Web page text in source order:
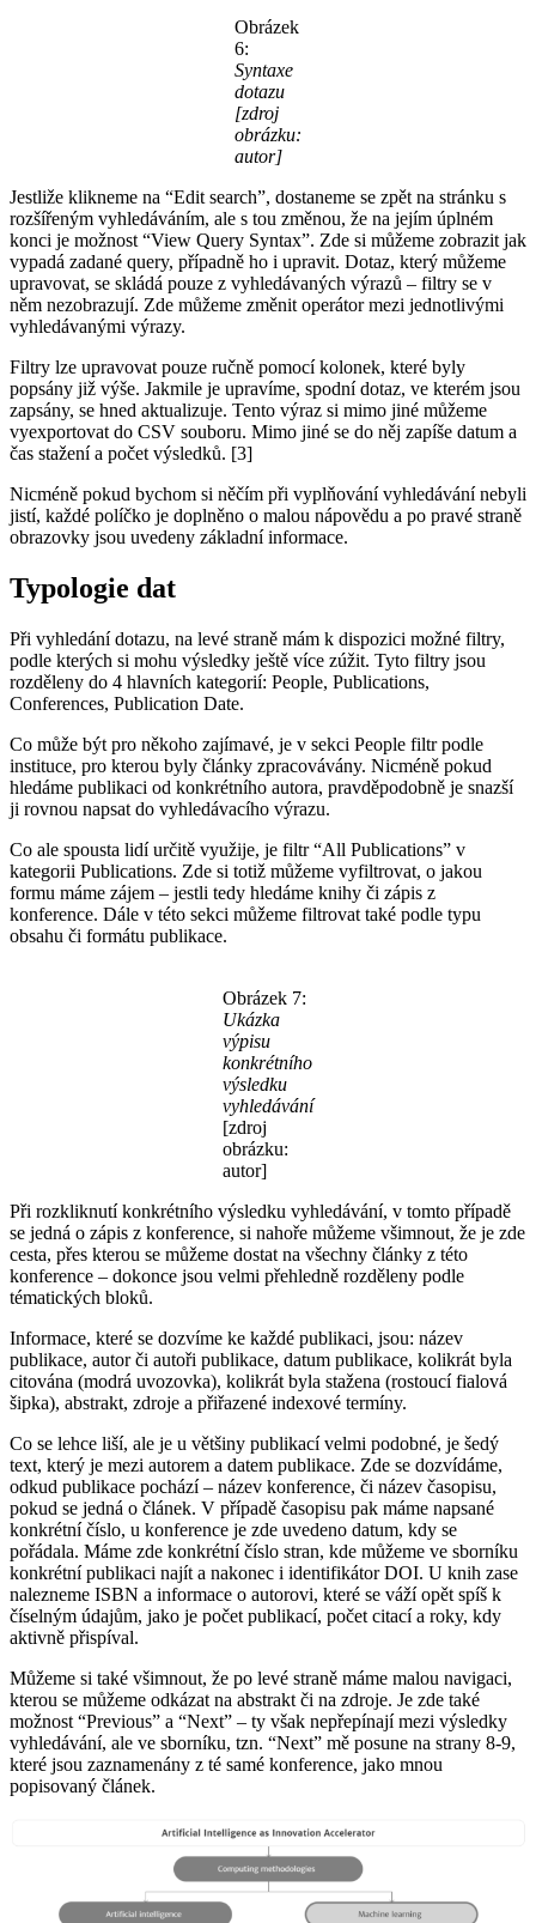
Obrázek
6:
Syntaxe
dotazu
[zdroj
obrázku:
autor]
Jestliže klikneme na “Edit search”, dostaneme se zpět na stránku s
rozšířeným vyhledáváním, ale s tou změnou, že na jejím úplném
konci je možnost “View Query Syntax”. Zde si můžeme zobrazit jak
vypadá zadané query, případně ho i upravit. Dotaz, který můžeme
upravovat, se skládá pouze z vyhledávaných výrazů – filtry se v
něm nezobrazují. Zde můžeme změnit operátor mezi jednotlivými
vyhledávanými výrazy.
Filtry lze upravovat pouze ručně pomocí kolonek, které byly
popsány již výše. Jakmile je upravíme, spodní dotaz, ve kterém jsou
zapsány, se hned aktualizuje. Tento výraz si mimo jiné můžeme
vyexportovat do CSV souboru. Mimo jiné se do něj zapíše datum a
čas stažení a počet výsledků. [3]
Nicméně pokud bychom si něčím při vyplňování vyhledávání nebyli
jistí, každé políčko je doplněno o malou nápovědu a po pravé straně
obrazovky jsou uvedeny základní informace.
Typologie dat
Při vyhledání dotazu, na levé straně mám k dispozici možné filtry,
podle kterých si mohu výsledky ještě více zúžit. Tyto filtry jsou
rozděleny do 4 hlavních kategorií: People, Publications,
Conferences, Publication Date.
Co může být pro někoho zajímavé, je v sekci People filtr podle
instituce, pro kterou byly články zpracovávány. Nicméně pokud
hledáme publikaci od konkrétního autora, pravděpodobně je snazší
ji rovnou napsat do vyhledávacího výrazu.
Co ale spousta lidí určitě využije, je filtr “All Publications” v
kategorii Publications. Zde si totiž můžeme vyfiltrovat, o jakou
formu máme zájem – jestli tedy hledáme knihy či zápis z
konference. Dále v této sekci můžeme filtrovat také podle typu
obsahu či formátu publikace.
Obrázek 7:
Ukázka
výpisu
konkrétního
výsledku
vyhledávání
[zdroj
obrázku:
autor]
Při rozkliknutí konkrétního výsledku vyhledávání, v tomto případě
se jedná o zápis z konference, si nahoře můžeme všimnout, že je zde
cesta, přes kterou se můžeme dostat na všechny články z této
konference – dokonce jsou velmi přehledně rozděleny podle
tématických bloků.
Informace, které se dozvíme ke každé publikaci, jsou: název
publikace, autor či autoři publikace, datum publikace, kolikrát byla
citována (modrá uvozovka), kolikrát byla stažena (rostoucí fialová
šipka), abstrakt, zdroje a přiřazené indexové termíny.
Co se lehce liší, ale je u většiny publikací velmi podobné, je šedý
text, který je mezi autorem a datem publikace. Zde se dozvídáme,
odkud publikace pochází – název konference, či název časopisu,
pokud se jedná o článek. V případě časopisu pak máme napsané
konkrétní číslo, u konference je zde uvedeno datum, kdy se
pořádala. Máme zde konkrétní číslo stran, kde můžeme ve sborníku
konkrétní publikaci najít a nakonec i identifikátor DOI. U knih zase
nalezneme ISBN a informace o autorovi, které se váží opět spíš k
číselným údajům, jako je počet publikací, počet citací a roky, kdy
aktivně přispíval.
Můžeme si také všimnout, že po levé straně máme malou navigaci,
kterou se můžeme odkázat na abstrakt či na zdroje. Je zde také
možnost “Previous” a “Next” – ty však nepřepínají mezi výsledky
vyhledávání, ale ve sborníku, tzn. “Next” mě posune na strany 8-9,
které jsou zaznamenány z té samé konference, jako mnou
popisovaný článek.